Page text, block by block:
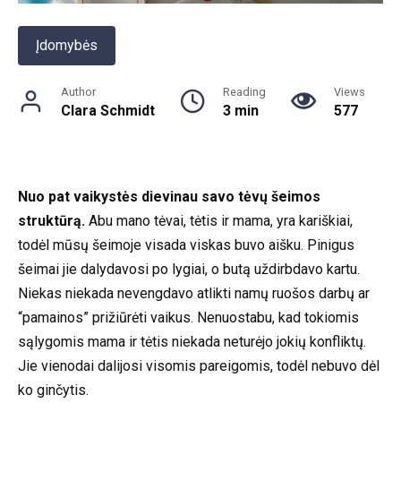
Įdomybės
Author
Clara Schmidt
Reading
3 min
Views
577
Nuo pat vaikystės dievinau savo tėvų šeimos
struktūrą. Abu mano tėvai, tėtis ir mama, yra kariškiai,
todėl mūsų šeimoje visada viskas buvo aišku. Pinigus
šeimai jie dalydavosi po lygiai, o butą uždirbdavo kartu.
Niekas niekada nevengdavo atlikti namų ruošos darbų ar
“pamainos” prižiūrėti vaikus. Nenuostabu, kad tokiomis
sąlygomis mama ir tėtis niekada neturėjo jokių konfliktų.
Jie vienodai dalijosi visomis pareigomis, todėl nebuvo dėl
ko ginčytis.